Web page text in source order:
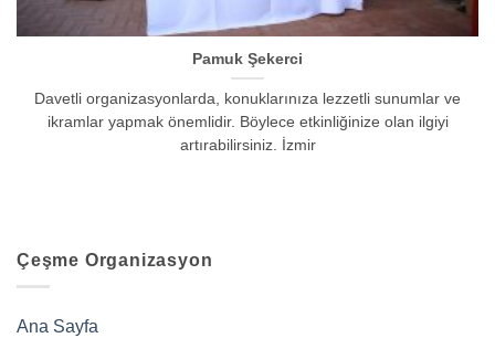
Pamuk Şekerci
Davetli organizasyonlarda, konuklarınıza lezzetli sunumlar ve
ikramlar yapmak önemlidir. Böylece etkinliğinize olan ilgiyi
artırabilirsiniz. İzmir
Çeşme Organizasyon
Ana Sayfa